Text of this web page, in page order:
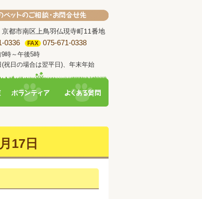
都市南区上鳥羽仏現寺町11番地
0336 FAX 075-671-0338
9時～午後5時
(祝日の場合は翌平日)、年末年始
17日